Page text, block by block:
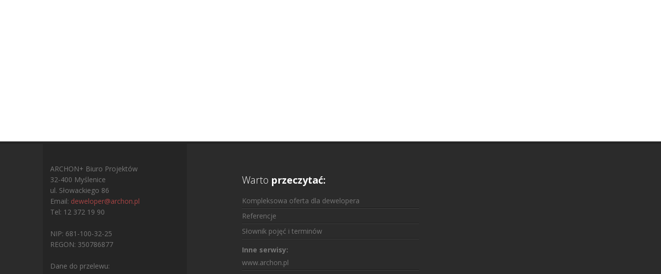
ARCHON+ Biuro Projektów
32-400 Myślenice
ul. Słowackiego 86
Email: deweloper@archon.pl
Tel: 12 372 19 90
NIP: 681-100-32-25
REGON: 350786877
Dane do przelewu:
Warto przeczytać:
Kompleksowa oferta dla dewelopera
Referencje
Słownik pojęć i terminów
Inne serwisy:
www.archon.pl